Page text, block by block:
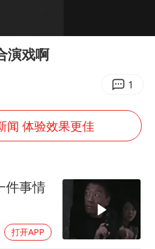
国防部：中国军队坚决反制任何闹海挑衅图谋
宜宾市高县发生4.9级地震
疆阿勒泰八月能滑雪”不实
鹏0-3不敌张本智和
苏发布台风蓝色预警
演戏啊
1
闻 体验效果更佳
件事情
打开APP